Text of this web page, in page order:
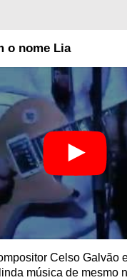
o nome Lia
Celso Galvão
música de mesmo